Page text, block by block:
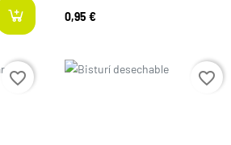
0,95 €
favorite_border Prix favorite_border